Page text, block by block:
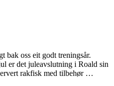
bak oss eit godt treningsår.
er det juleavslutning i Roald sin
rakfisk med tilbehør …